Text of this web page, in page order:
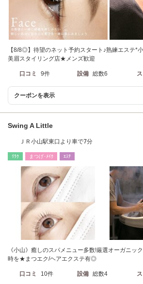
【8/8◎】待望のネット予約スタート♪熟練エステ*
美眉スタイリング店★メンズ歓迎
口コミ 9件 設備 総数6
クーポンを表示
Swing A Little
ＪＲ小山駅東口より車で7分
ﾘﾗｸ まつげ･ﾒｲｸ ｴｽﾃ
《小山》癒しのスパメニュー多数!厳選オーガニッ
時を★まつエク/ヘアエクステ有◎
口コミ 10件 設備 総数4